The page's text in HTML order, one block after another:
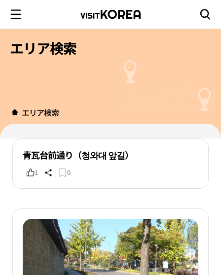
エリア検索
エリア検索
青瓦台前通り（청와대 앞길）
1 0